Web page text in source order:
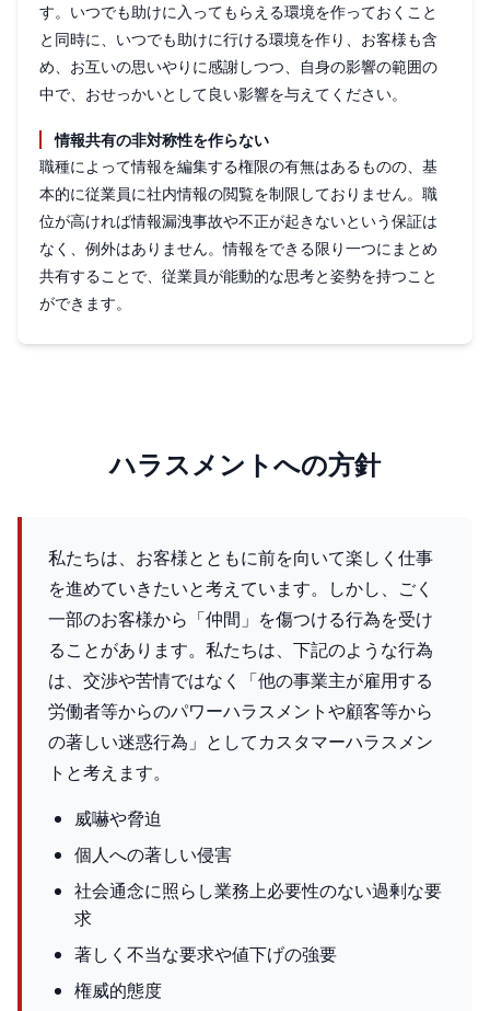
す。いつでも助けに入ってもらえる環境を作っておくこと
と同時に、いつでも助けに行ける環境を作り、お客様も含
め、お互いの思いやりに感謝しつつ、自身の影響の範囲の
中で、おせっかいとして良い影響を与えてください。
情報共有の非対称性を作らない
職種によって情報を編集する権限の有無はあるものの、基
本的に従業員に社内情報の閲覧を制限しておりません。職
位が高ければ情報漏洩事故や不正が起きないという保証は
なく、例外はありません。情報をできる限り一つにまとめ
共有することで、従業員が能動的な思考と姿勢を持つこと
ができます。
ハラスメントへの方針
私たちは、お客様とともに前を向いて楽しく仕事
を進めていきたいと考えています。しかし、ごく
一部のお客様から「仲間」を傷つける行為を受け
ることがあります。私たちは、下記のような行為
は、交渉や苦情ではなく「他の事業主が雇用する
労働者等からのパワーハラスメントや顧客等から
の著しい迷惑行為」としてカスタマーハラスメン
トと考えます。
威嚇や脅迫
個人への著しい侵害
社会通念に照らし業務上必要性のない過剰な要
求
著しく不当な要求や値下げの強要
権威的態度